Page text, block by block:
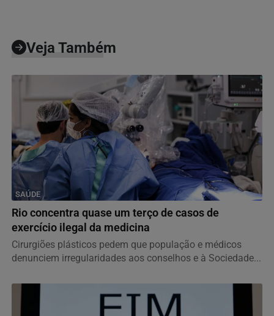
Veja Também
SAÚDE
Rio concentra quase um terço de casos de
exercício ilegal da medicina
Cirurgiões plásticos pedem que população e médicos
denunciem irregularidades aos conselhos e à Sociedade...